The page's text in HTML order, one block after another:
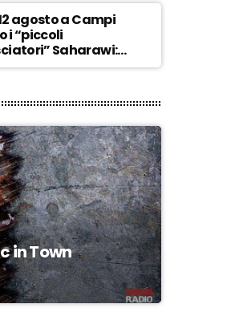
agosto a Campi
i “piccoli
Saharawi:
la loro causa,
– ASCOLTA
in Town